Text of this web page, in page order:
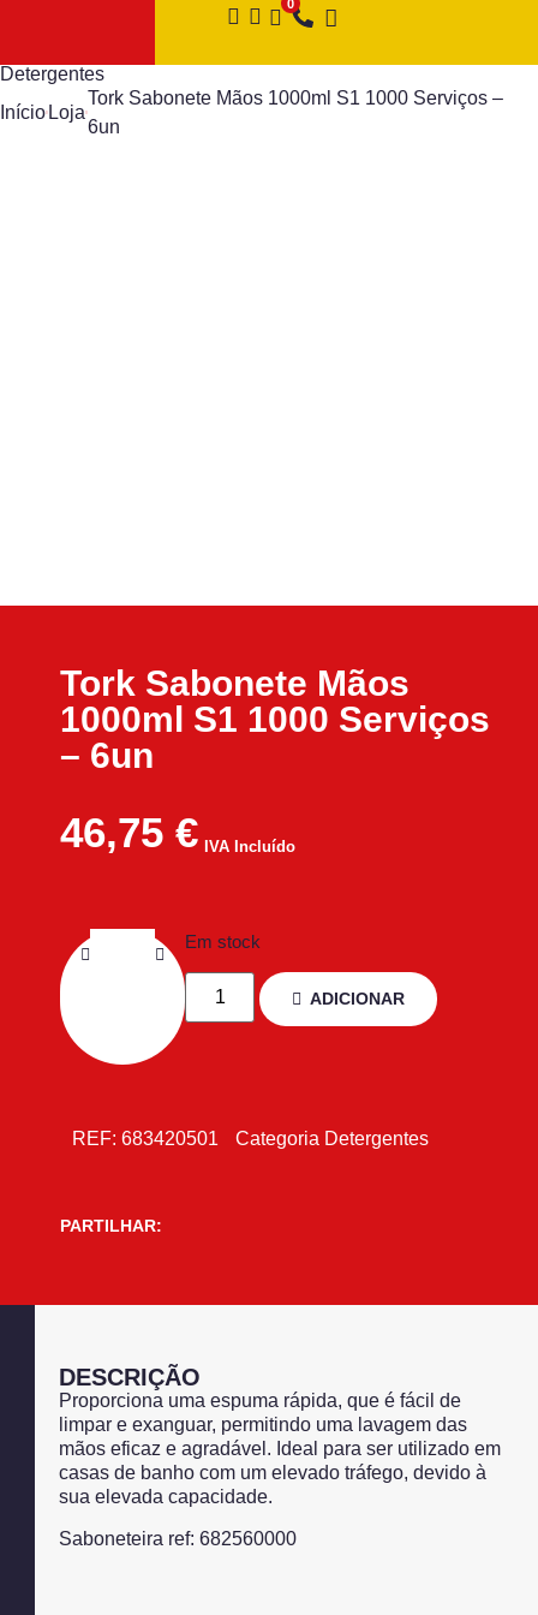
Detergentes
Início Loja
Tork Sabonete Mãos 1000ml S1 1000 Serviços –
6un
Tork Sabonete Mãos
1000ml S1 1000 Serviços
– 6un
46,75 € IVA Incluído
Em stock
ADICIONAR
REF: 683420501 Categoria Detergentes
PARTILHAR:
DESCRIÇÃO
Proporciona uma espuma rápida, que é fácil de
limpar e exanguar, permitindo uma lavagem das
mãos eficaz e agradável. Ideal para ser utilizado em
casas de banho com um elevado tráfego, devido à
sua elevada capacidade.
Saboneteira ref: 682560000